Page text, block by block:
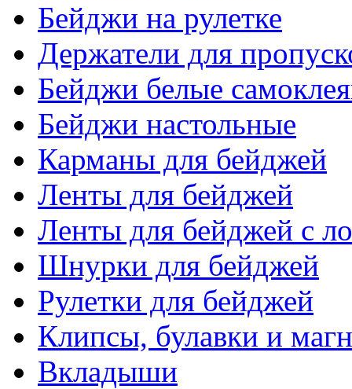
Бейджи на рулетке
Держатели для
Бейджи белые
Бейджи настольные
Карманы для бейджей
Ленты для бейджей
Ленты для бейджей с
Шнурки для бейджей
Рулетки для бейджей
Клипсы, булавки и
Вкладыши